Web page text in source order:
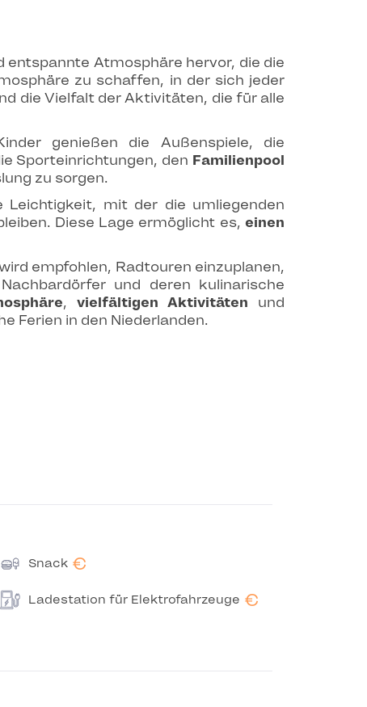
entspannte Atmosphäre hervor, die die
zu schaffen, in der sich jeder
die Vielfalt der Aktivitäten, die für alle
genießen die Außenspiele, die
Sporteinrichtungen, den Familienpool
zu sorgen.
Leichtigkeit, mit der die umliegenden
Diese Lage ermöglicht es, einen
empfohlen, Radtouren einzuplanen,
und deren kulinarische
, vielfältigen Aktivitäten und
Ferien in den Niederlanden.
Snack €
Ladestation für Elektrofahrzeuge €